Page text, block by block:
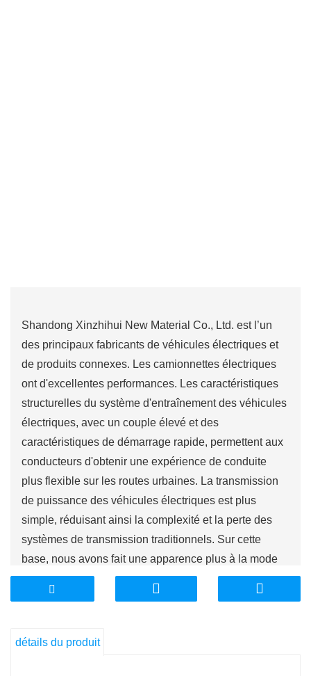
Shandong Xinzhihui New Material Co., Ltd. est l’un
des principaux fabricants de véhicules électriques et
de produits connexes. Les camionnettes électriques
ont d'excellentes performances. Les caractéristiques
structurelles du système d'entraînement des véhicules
électriques, avec un couple élevé et des
caractéristiques de démarrage rapide, permettent aux
conducteurs d'obtenir une expérience de conduite
plus flexible sur les routes urbaines. La transmission
de puissance des véhicules électriques est plus
simple, réduisant ainsi la complexité et la perte des
systèmes de transmission traditionnels. Sur cette
base, nous avons fait une apparence plus à la mode
pour assurer la diversification des produits.
détails du produit